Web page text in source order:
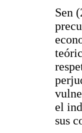
Sen
el
sus